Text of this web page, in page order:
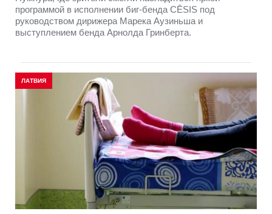
программой в исполнении биг-бенда CĒSIS под
руководством дирижера Марека Аузиньша и
выступлением бенда Арнолда Гринберта.
ЛАТВИЯ